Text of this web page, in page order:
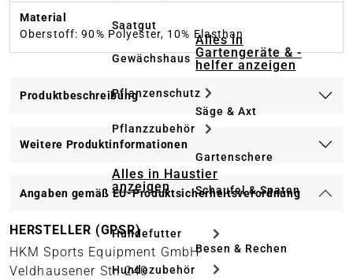
Saatgut
Gewächshaus
Pflanzenschutz
Pflanzzubehör
Alles in Haustier
anzeigen
Hundefutter
Hundezubehör
Alles in
Gartengeräte & -
helfer anzeigen
Säge & Axt
Gartenschere
Schaufel & Spaten
Besen & Rechen
Material
Oberstoff: 90% Polyester, 10% Elasthan
Produktbeschreibung
Weitere Produktinformationen
Angaben gemäß EU-Produktsicherheitsverordnung
HERSTELLER (GPSR)
HKM Sports Equipment GmbH
Veldhausener Str. 240